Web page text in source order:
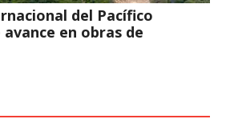
del Pacífico
en obras de